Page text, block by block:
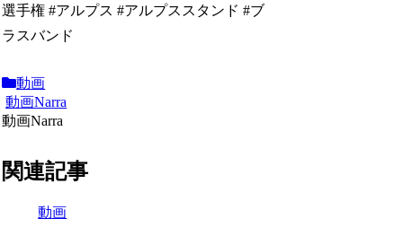
選手権 #アルプス #アルプススタンド #ブ
ラスバンド
動画
動画Narra
動画Narra
関連記事
動画